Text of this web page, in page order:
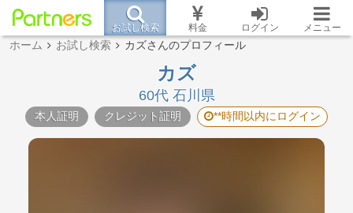
お試し検索 料金 ログイン メニュー
ホーム お試し検索 カズさんのプロフィール
カズ
60代 石川県
本人証明 クレジット証明 **時間以内にログイン